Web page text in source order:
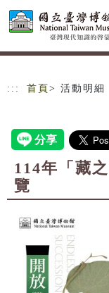
跳到主要內容
網站導覽
::: 首頁 > 活動明細
114年「藏
覽